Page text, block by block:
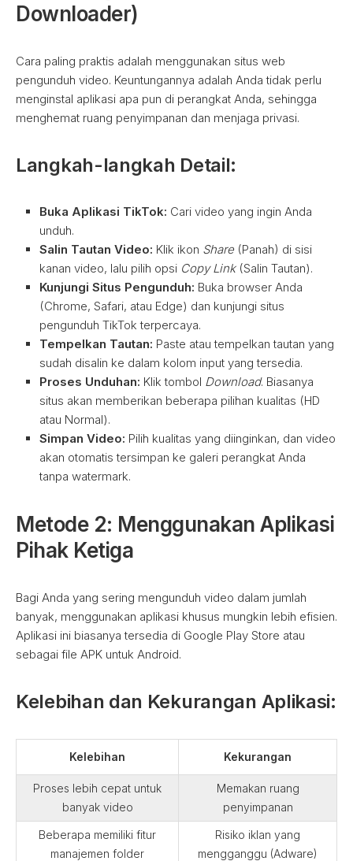
Downloader)
Cara paling praktis adalah menggunakan situs web
pengunduh video. Keuntungannya adalah Anda tidak perlu
menginstal aplikasi apa pun di perangkat Anda, sehingga
menghemat ruang penyimpanan dan menjaga privasi.
Langkah-langkah Detail:
Buka Aplikasi TikTok: Cari video yang ingin Anda
unduh.
Salin Tautan Video: Klik ikon Share(Panah) di sisi
kanan video, lalu pilih opsi Copy Link(Salin Tautan).
Kunjungi Situs Pengunduh: Buka browser Anda
(Chrome, Safari, atau Edge) dan kunjungi situs
pengunduh TikTok terpercaya.
Tempelkan Tautan: Paste atau tempelkan tautan yang
sudah disalin ke dalam kolom input yang tersedia.
Proses Unduhan: Klik tombol Download. Biasanya
situs akan memberikan beberapa pilihan kualitas (HD
atau Normal).
Simpan Video: Pilih kualitas yang diinginkan, dan video
akan otomatis tersimpan ke galeri perangkat Anda
tanpa watermark.
Metode 2: Menggunakan Aplikasi
Pihak Ketiga
Bagi Anda yang sering mengunduh video dalam jumlah
banyak, menggunakan aplikasi khusus mungkin lebih efisien.
Aplikasi ini biasanya tersedia di Google Play Store atau
sebagai file APK untuk Android.
Kelebihan dan Kekurangan Aplikasi:
Kelebihan Kekurangan
Proses lebih cepat untuk
banyak video
Memakan ruang
penyimpanan
Beberapa memiliki fitur
manajemen folder
Risiko iklan yang
mengganggu (Adware)